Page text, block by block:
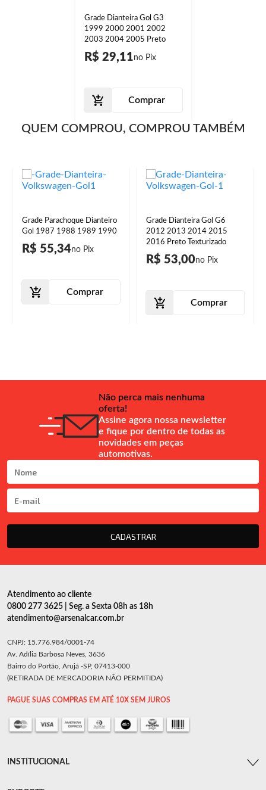
Grade Dianteira Gol G3
1999 2000 2001 2002
2003 2004 2005 Preto
R$ 29,11
Comprar
QUEM COMPROU, COMPROU TAMBÉM
Grade Parachoque Dianteiro
Gol 1987 1988 1989 1990
R$ 55,34
Comprar
Grade Dianteira Gol G6
2012 2013 2014 2015
2016 Preto Texturizado
R$ 53,00
Comprar
Não perca mais nenhuma
oferta!
Assine agora nossa newsletter
e fique por dentro de todas as
novidades em peças
automotivas.
CADASTRAR
Atendimento ao cliente
0800 277 3625 | Seg. a Sexta 08h as 18h
atendimento@arsenalcar.com.br
CNPJ: 15.776.984/0001-74
Av. Adília Barbosa Neves, 3636
Bairro do Portão, Arujá -SP, 07413-000
(RETIRADA DE MERCADORIA NÃO PERMITIDA)
PAGUE SUAS COMPRAS EM ATÉ 10X SEM JUROS
INSTITUCIONAL